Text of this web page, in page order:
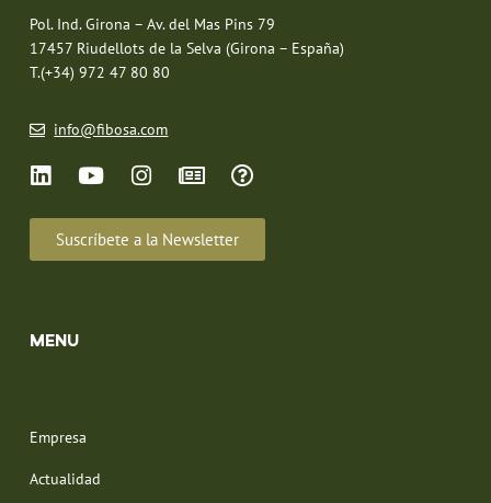
Pol. Ind. Girona – Av. del Mas Pins 79
17457 Riudellots de la Selva (Girona – España)
T.(+34) 972 47 80 80
info@fibosa.com
Suscríbete a la Newsletter
MENU
Empresa
Actualidad